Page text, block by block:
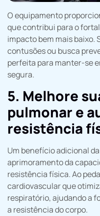
O equipamento
que contribui para o
impacto bem mais baixo.
contusões ou busca
perfeita para manter-se
segura.
5. Melhore
pulmonar e
resistência
Um benefício adicional
aprimoramento da
resistência física. Ao
cardiovascular que
respiratório, ajudando a
a resistência do corpo.